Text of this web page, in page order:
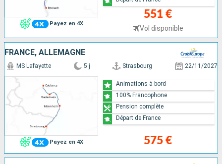
Payez en 4X
551 €
Vol disponible
FRANCE, ALLEMAGNE
Payez en 4X
MS Lafayette 5 j Strasbourg 22/11/2027
575 €
Animations à bord
100% Francophone
Pension complète
Départ de France